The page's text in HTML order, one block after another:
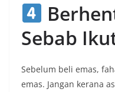
Sebab
Sebelum beli emas,
emas. Jangan kerana